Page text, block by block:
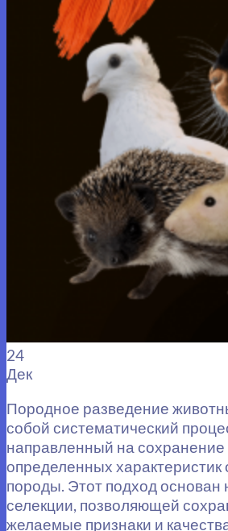
24
Дек
Породное разведение
собой систематический
направленный на
определенных
породы. Этот подход основан
селекции, позволяющей
желаемые признаки и